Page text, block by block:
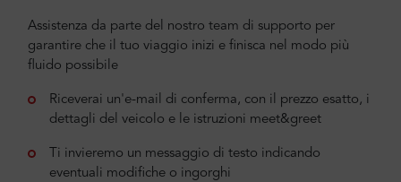
Assistenza da parte del nostro team di supporto per
garantire che il tuo viaggio inizi e finisca nel modo più
fluido possibile
Riceverai un'e-mail di conferma, con il prezzo esatto, i
dettagli del veicolo e le istruzioni meet&greet
Ti invieremo un messaggio di testo indicando
eventuali modifiche o ingorghi